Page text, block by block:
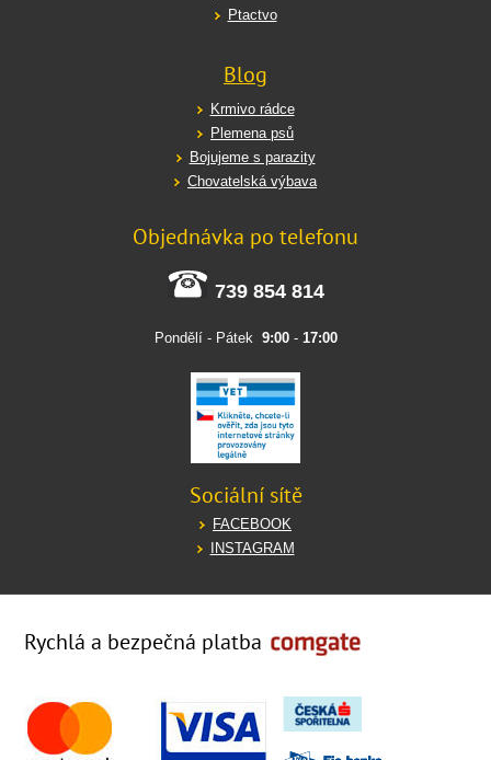
Ptactvo
Blog
Krmivo rádce
Plemena psů
Bojujeme s parazity
Chovatelská výbava
Objednávka po telefonu
739 854 814
Pondělí - Pátek 9:00- 17:00
Sociální sítě
FACEBOOK
INSTAGRAM
Rychlá a bezpečná platba